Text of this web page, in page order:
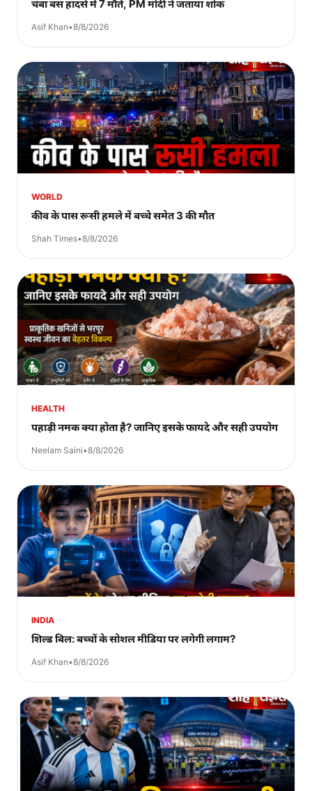
चंबा बस हादसे में 7 मौतें, PM मोदी ने जताया शोक
Asif Khan•8/8/2026
WORLD
कीव के पास रूसी हमले में बच्चे समेत 3 की मौत
Shah Times•8/8/2026
HEALTH
पहाड़ी नमक क्या होता है? जानिए इसके फायदे और सही उपयोग
Neelam Saini•8/8/2026
INDIA
शिल्ड बिल: बच्चों के सोशल मीडिया पर लगेगी लगाम?
Asif Khan•8/8/2026